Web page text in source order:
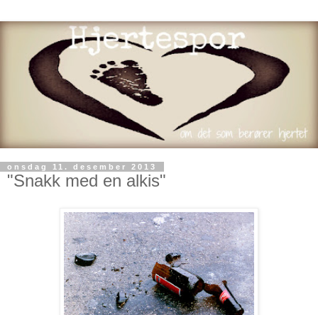
onsdag 11. desember 2013
"Snakk med en alkis"